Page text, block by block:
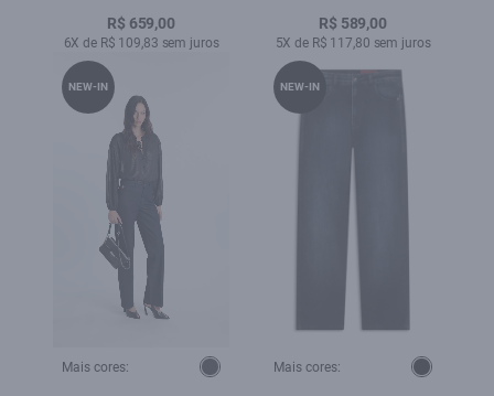
R$ 659,00
6X de R$ 109,83 sem juros
Used
R$ 589,00
5X de R$ 117,80 sem juros
Mais cores:
NEW-IN
Mais cores:
NEW-IN